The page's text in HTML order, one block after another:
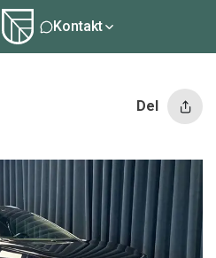
Kontakt
Del